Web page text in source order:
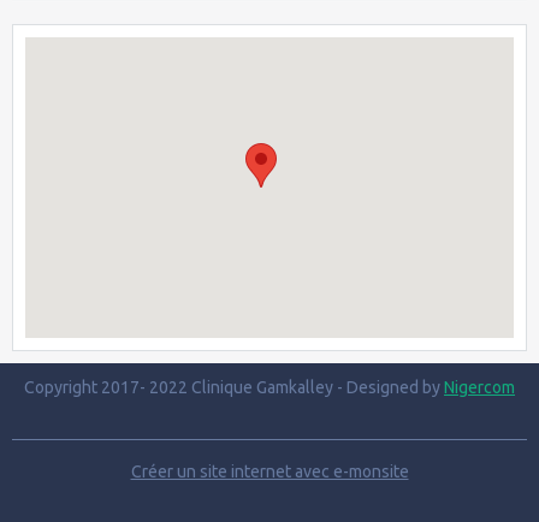
Copyright 2017- 2022 Clinique Gamkalley - Designed byNigercom
Créer un site internet avec e-monsite